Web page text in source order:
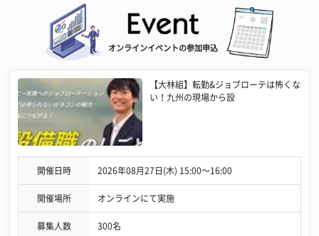
オンラインイベントの参加申込
【大林組】転勤&ジョブローテは怖くな
い！九州の現場から設
開催日時 2026年08月27日(木) 15:00〜16:00
開催場所 オンラインにて実施
募集人数 300名